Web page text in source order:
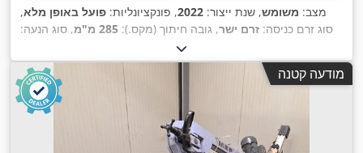
מצב: משומש, שנת ייצור: 2022, פונקציונליות: פועל באופן מלא,
סוג זרם כניסה: זרם ישר, גובה חיתוך (מקס.): 285 מ"מ
, סוג הנעה:
, אורך להב מסור סרט:
סרט המסור:27 מ"מ , ציוד:תיעוד / מדריך ,
מודעה קטנה